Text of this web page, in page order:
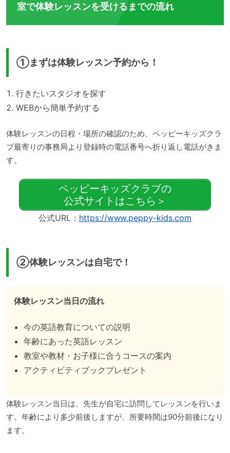
室で体験レッスンを受けるまでの流れ
①まずは体験レッスン予約から！
行きたいスタジオを探す
WEBから簡単予約する
体験レッスンの日程・場所の確認のため、ペッピーキッズクラ
ブ最寄りの事務局より登録時の電話番号へ折り返し電話がきま
す。
ペッピーキッズクラブの
公式サイトはこちら＞
公式URL： https://www.peppy-kids.com
②体験レッスンは自宅で！
体験レッスン当日の流れ
今の英語教育についての説明
年齢にあった英語レッスン
教室や教材・お子様に合うコースの案内
アクティビティブックプレゼント
体験レッスン当日は、先生が自宅に訪問してレッスンを行いま
す。年齢により多少前後しますが、所要時間は90分前後になり
ます。